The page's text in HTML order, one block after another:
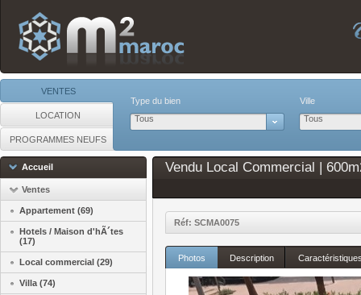
VENTES
LOCATION
PROGRAMMES NEUFS
Type du bien
Tous
Ville
Tous
Accueil
Ventes
Appartement (69)
Hotels / Maison d'hÃ´tes
(17)
Local commercial (29)
Villa (74)
Vendu Local Commercial |
Réf: SCMA0075
Photos Description